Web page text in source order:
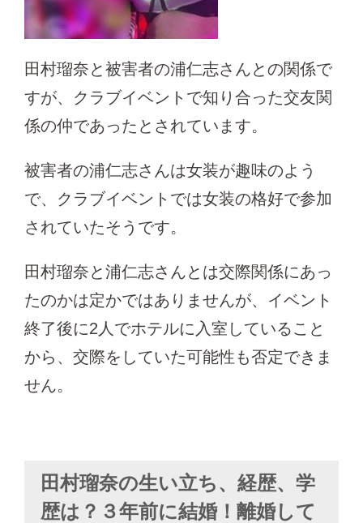
田村瑠奈と被害者の浦仁志さんとの関係で
すが、クラブイベントで知り合った交友関
係の仲であったとされています。
被害者の浦仁志さんは女装が趣味のよう
で、クラブイベントでは女装の格好で参加
されていたそうです。
田村瑠奈と浦仁志さんとは交際関係にあっ
たのかは定かではありませんが、イベント
終了後に2人でホテルに入室していること
から、交際をしていた可能性も否定できま
せん。
田村瑠奈の生い立ち、経歴、学
歴は？３年前に結婚！離婚して